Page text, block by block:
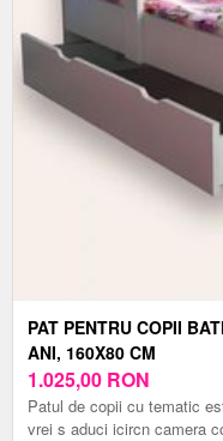
PAT PENTRU COPII
ANI, 160X80 CM
1.025,00 RON
Patul de copii cu tematic
vrei s aduci icircn camera